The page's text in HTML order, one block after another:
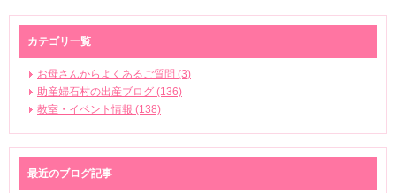
カテゴリ一覧
お母さんからよくあるご質問 (3)
助産婦石村の出産ブログ (136)
教室・イベント情報 (138)
最近のブログ記事